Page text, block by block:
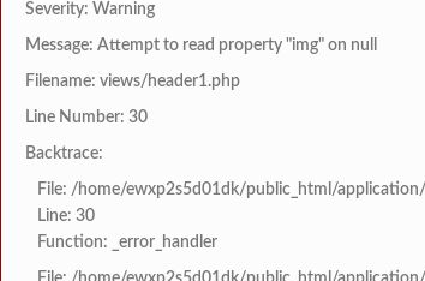
Severity: Warning
Message: Attempt to read property "img" on null
Filename: views/header1.php
Line Number: 30
Backtrace:
File: /home/ewxp2s5d01dk/public_html/
Line: 30
Function: _error_handler